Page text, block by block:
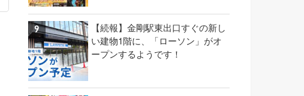
【続報】金剛駅東出口すぐの新し
い建物1階に、「ローソン」がオ
ープンするようです！